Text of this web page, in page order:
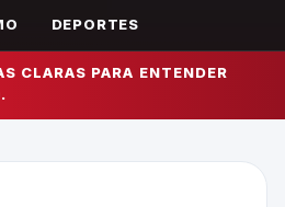
DEPORTES
CLARAS PARA ENTENDER